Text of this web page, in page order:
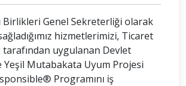
Birlikleri Genel Sekreterliği olarak
hizmetlerimizi, Ticaret
tarafından uygulanan Devlet
Yeşil Mutabakata Uyum Projesi
Programını iş